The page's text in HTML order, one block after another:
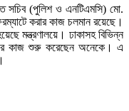
সচিব (পুলিশ ও এনটিএমসি) মো.
করার কাজ চলমান রয়েছে।
মন্ত্রণালয়ে। ঢাকাসহ বিভিন্ন
কাজ শুরু করেছেন অনেকে। এ